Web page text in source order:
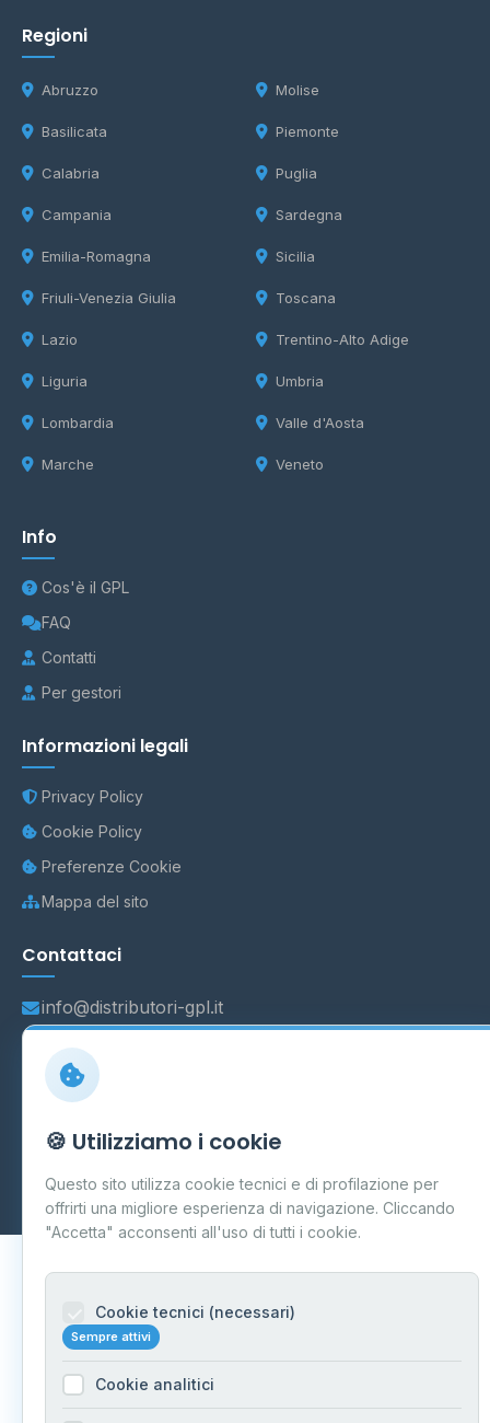
Regioni
Abruzzo
Basilicata
Calabria
Campania
Emilia-Romagna
Friuli-Venezia Giulia
Lazio
Liguria
Lombardia
Marche
Molise
Piemonte
Puglia
Sardegna
Sicilia
Toscana
Trentino-Alto Adige
Umbria
Valle d'Aosta
Veneto
Info
Cos'è il GPL
FAQ
Contatti
Per gestori
Informazioni legali
Privacy Policy
Cookie Policy
Preferenze Cookie
Mappa del sito
Contattaci
info@distributori-gpl.it
Carpi P.IVA 03859300364
Dati forniti daMinistero delle Imprese e del Made in Italy
Aggiornamento quotidiano
🍪 Utilizziamo i cookie
Questo sito utilizza cookie tecnici e di profilazione per
offrirti una migliore esperienza di navigazione. Cliccando
"Accetta" acconsenti all'uso di tutti i cookie.
Cookie tecnici (necessari)
Sempre attivi
Cookie analitici